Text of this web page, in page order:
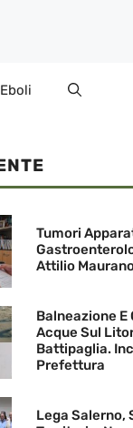
Eboli
Tumori
Attilio
Balneazione E
Acque Sul
Battipaglia.
Prefettura
Lega Salerno,